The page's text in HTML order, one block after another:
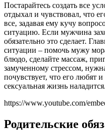
Постарайтесь создать все
отдыхал и чувствовал, что
все, задавая ему кучу
ситуацию. Если мужчина
обязательно это сделает.
ситуации – помочь мужу
блюдо, сделайте массаж,
замученному стрессом,
почувствует, что его любят
сексуальная жизнь наладится.
https://www.youtube.com/
Родительские